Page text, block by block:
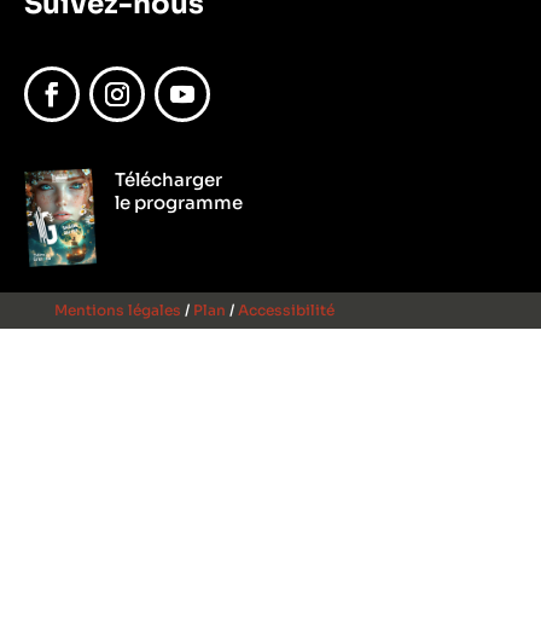
FacebookInstagramYouTube
Télécharger
le programme
Mentions légales / Plan / Accessibilité